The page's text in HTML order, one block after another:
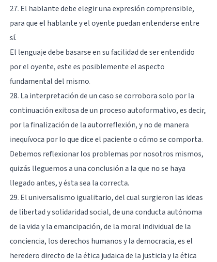
27. El hablante debe elegir una expresión comprensible,
para que el hablante y el oyente puedan entenderse entre
sí.
El lenguaje debe basarse en su facilidad de ser entendido
por el oyente, este es posiblemente el aspecto
fundamental del mismo.
28. La interpretación de un caso se corrobora solo por la
continuación exitosa de un proceso autoformativo, es decir,
por la finalización de la autorreflexión, y no de manera
inequívoca por lo que dice el paciente o cómo se comporta.
Debemos reflexionar los problemas por nosotros mismos,
quizás lleguemos a una conclusión a la que no se haya
llegado antes, y ésta sea la correcta.
29. El universalismo igualitario, del cual surgieron las ideas
de libertad y solidaridad social, de una conducta autónoma
de la vida y la emancipación, de la moral individual de la
conciencia, los derechos humanos y la democracia, es el
heredero directo de la ética judaica de la justicia y la ética